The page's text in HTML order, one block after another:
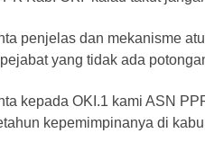
penjelas dan mekanisme
yang tidak ada
kepada OKI.1 kami ASN
kepemimpinanya di